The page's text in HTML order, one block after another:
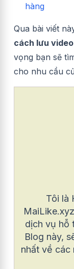
hàng
Qua bài viết
cách lưu
vọng bạn sẽ
cho nhu cầu
Tôi là
dịch vụ hỗ
Blog này,
nhất về các